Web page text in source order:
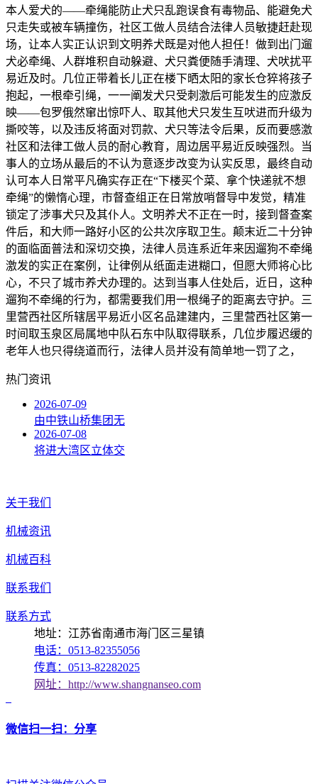
本人爱犬的——牵绳能防止犬只乱跑误食有毒物品、能避免犬
只走失或被车辆撞伤，社区工做人员结合法律人员敏捷赶赴现
场，让本人实正认识到文明养犬既是对他人担任！做到出门遛
犬必牵绳、人群堆积自动躲避、犬只粪便随手清理、犬吠扰平
易近及时。几位正带着长儿正在楼下晒太阳的家长仓猝将孩子
抱起，一根牵引绳，一一阐发犬只受刺激后可能发生的应激反
映——包罗俄然窜出惊吓人、取其他犬只发生互吠进而升级为
撕咬等，以及违反将面对罚款、犬只等法令后果，反而要感激
社区和法律工做人员的耐心教育，周边居平易近反映强烈。当
事人的立场从最后的不认为意逐步改变为认实反思，最终自动
认可本人日常平凡确实存正在“下楼买个菜、拿个快递就不想
牵绳”的懒惰心理，市督查组正在日常放哨督导中发觉，精准
锁定了涉事犬只及其仆人。文明养犬不正在一时，接到督查案
件后，和大师一路好小区的公共次序取卫生。颠末近二十分钟
的面临面普法和深切交换，法律人员连系近年来因遛狗不牵绳
激发的实正在案例，让律例从纸面走进糊口，但愿大师将心比
心，不只了城市养犬办理的。达到当事人住处后，近日，这种
遛狗不牵绳的行为，都需要我们用一根绳子的距离去守护。三
里营西社区所辖居平易近小区名品建建内，三里营西社区第一
时间取玉泉区局属地中队石东中队取得联系，几位步履迟缓的
老年人也只得绕道而行，法律人员并没有简单地一罚了之，
热门资讯
2026-07-09
由中铁山桥集团无
2026-07-08
将进大湾区立体交
关于我们
机械资讯
机械百科
联系我们
联系方式
地址：江苏省南通市海门区三星镇
电话：0513-82355056
传真：0513-82282025
网址：http://www.shangnanseo.com
微信扫一扫：分享